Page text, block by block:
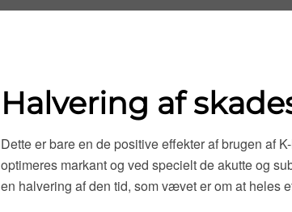
Halvering af
Dette er bare en de positive effekter af brugen af
optimeres markant og ved specielt de akutte og
en halvering af den tid, som vævet er om at heles